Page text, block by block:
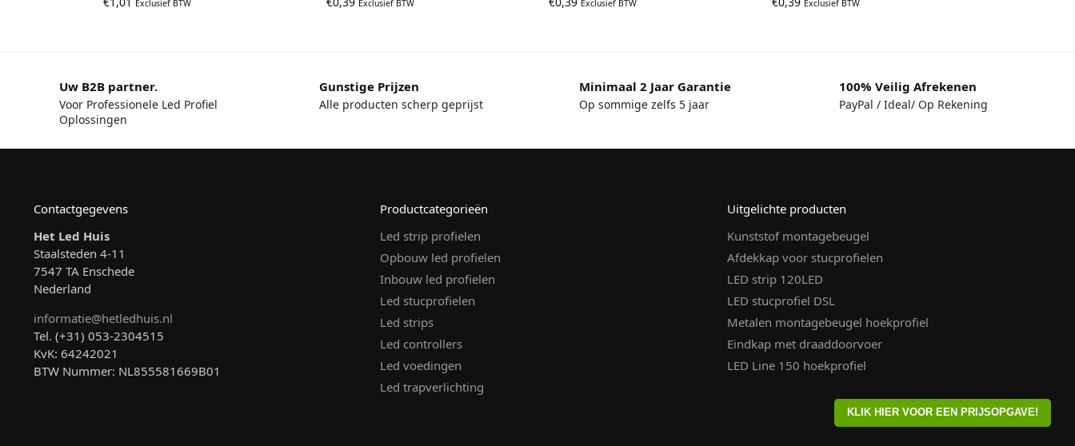
KLIK HIER VOOR EEN PRIJSOPGAVE!
Exclusief BTW Exclusief BTW Exclusief BTW Exclusief BTW
Uw B2B partner.
Voor Professionele Led Profiel
Oplossingen
Gunstige Prijzen
Alle producten scherp geprijst
Minimaal 2 Jaar Garantie
Op sommige zelfs 5 jaar
100% Veilig Afrekenen
PayPal / Ideal/ Op Rekening
Contactgegevens
Het Led Huis
Staalsteden 4-11
7547 TA Enschede
Nederland
informatie@hetledhuis.nl
Tel. (+31) 053-2304515
KvK: 64242021
BTW Nummer: NL855581669B01
Productcategorieën
Led strip profielen
Opbouw led profielen
Inbouw led profielen
Led stucprofielen
Led strips
Led controllers
Led voedingen
Led trapverlichting
Uitgelichte producten
Kunststof montagebeugel
Afdekkap voor stucprofielen
LED strip 120LED
LED stucprofiel DSL
Metalen montagebeugel hoekprofiel
Eindkap met draaddoorvoer
LED Line 150 hoekprofiel